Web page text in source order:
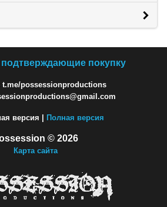
покупку
t.me/possessionproductions
версия | Полная версия
© 2026
Карта сайта